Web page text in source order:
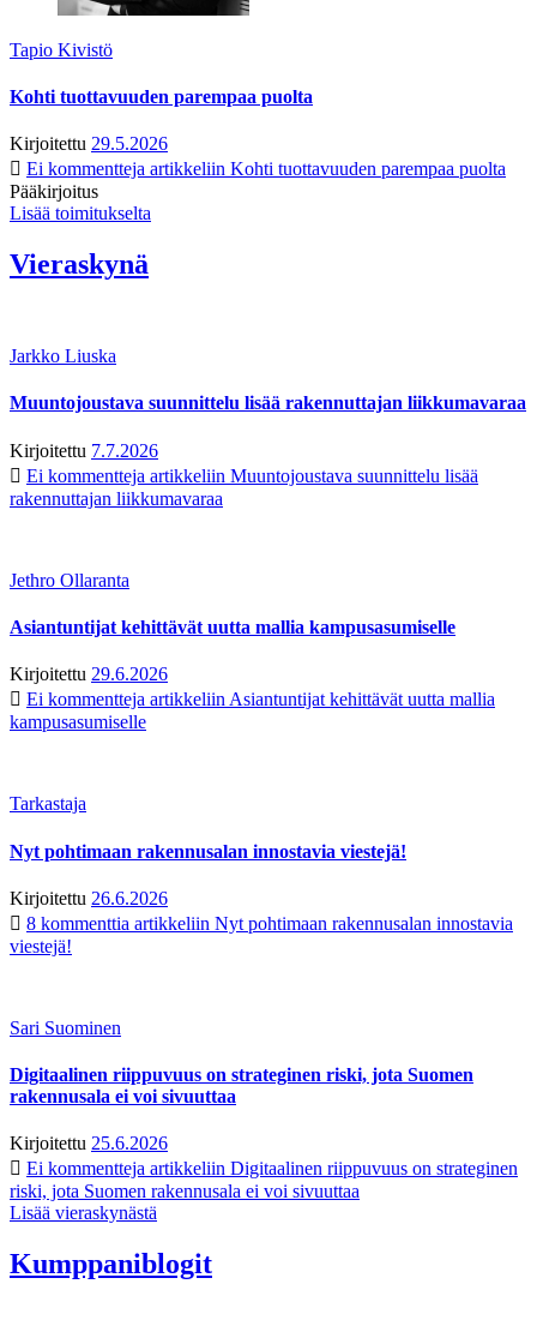
Tapio Kivistö
Kohti tuottavuuden parempaa puolta
Kirjoitettu 29.5.2026
Ei kommentteja artikkeliin Kohti tuottavuuden parempaa puolta
Pääkirjoitus
Lisää toimitukselta
Vieraskynä
Jarkko Liuska
Muuntojoustava suunnittelu lisää rakennuttajan liikkumavaraa
Kirjoitettu 7.7.2026
Ei kommentteja artikkeliin Muuntojoustava suunnittelu lisää
rakennuttajan liikkumavaraa
Jethro Ollaranta
Asiantuntijat kehittävät uutta mallia kampusasumiselle
Kirjoitettu 29.6.2026
Ei kommentteja artikkeliin Asiantuntijat kehittävät uutta mallia
kampusasumiselle
Tarkastaja
Nyt pohtimaan rakennusalan innostavia viestejä!
Kirjoitettu 26.6.2026
8 kommenttia artikkeliin Nyt pohtimaan rakennusalan innostavia
viestejä!
Sari Suominen
Digitaalinen riippuvuus on strateginen riski, jota Suomen
rakennusala ei voi sivuuttaa
Kirjoitettu 25.6.2026
Ei kommentteja artikkeliin Digitaalinen riippuvuus on strateginen
riski, jota Suomen rakennusala ei voi sivuuttaa
Lisää vieraskynästä
Kumppaniblogit